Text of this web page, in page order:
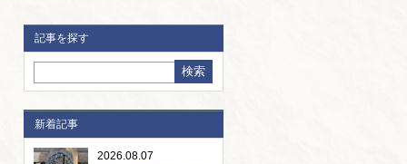
記事を探す
新着記事
2026.08.07